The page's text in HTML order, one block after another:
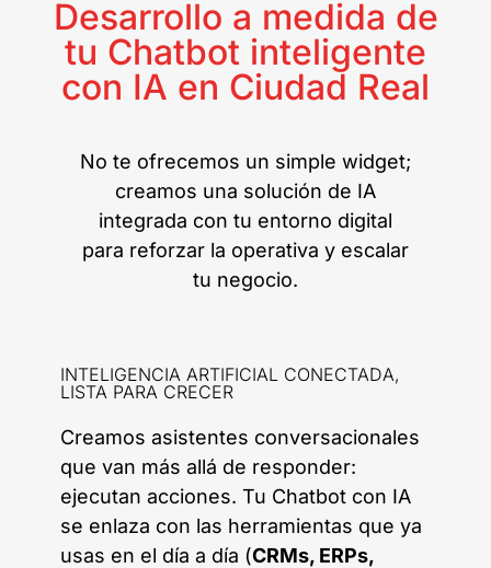
Desarrollo a medida de
tu Chatbot inteligente
con IA en Ciudad Real
No te ofrecemos un simple widget;
creamos una solución de IA
integrada con tu entorno digital
para reforzar la operativa y escalar
tu negocio.
INTELIGENCIA ARTIFICIAL CONECTADA,
LISTA PARA CRECER
Creamos asistentes conversacionales
que van más allá de responder:
ejecutan acciones. Tu Chatbot con IA
se enlaza con las herramientas que ya
usas en el día a día (CRMs, ERPs,